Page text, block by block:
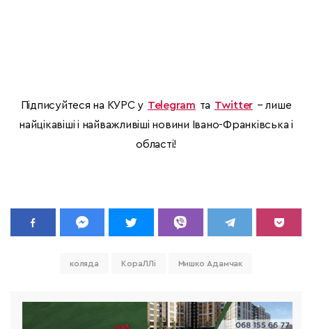
Підписуйтеся на КУРС у Telegram та Twitter – лише
найцікавіші і найважливіші новини Івано-Франківська і
області!
коляда КораЛЛі Мишко Адамчак